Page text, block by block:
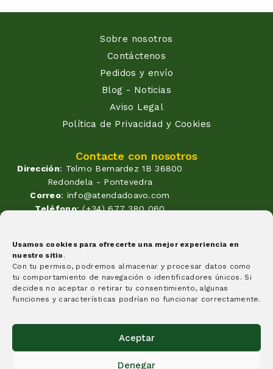
Usamos cookies para ofrecerte una mejor experiencia en
nuestro sitio .
Con tu permiso, podremos almacenar y procesar datos como
tu comportamiento de navegación o identificadores únicos. Si
decides no aceptar o retirar tu consentimiento, algunas
funciones y características podrían no funcionar correctamente.
Aceptar
Denegar
Sobre nosotros
Contáctenos
Pedidos y envío
Blog - Noticias
Aviso Legal
Política de Privacidad y Cookies
Contacte con nosotros
Dirección: Telmo Bernardez 1B 36800
Redondela - Pontevedra
Correo: info@atendadoavo.com
Teléfono: (+34) 677 380 060
09:30 a 14:00 y de 17:00 a 20:00
Sabados de 09:30 a 14:00
Formas de pago